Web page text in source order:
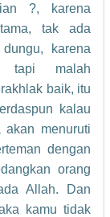
?, karena
tak ada
karena
tapi malah
baik, itu
kalau
menuruti
dengan
orang
Allah. Dan
kamu tidak